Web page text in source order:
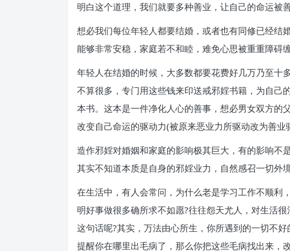
明白这个道理，我们就要多种善业，让自己的命运被
想必我们每位年轻人都要结婚，或者也有同修已经结
能够非常安稳，家庭若不和睦，难免心思被重重障碍
年轻人在结婚的时候，大多数都要花费好几万乃至十
不算很多，专门用这些钱来印送戒邪婬书籍，为自己
本书。这本是一件净化人心的善事，想必男女双方的
改变自己命运的驱动力(被原来恶业力所驱动改为善
造作邪婬对婚姻和家庭的影响极其巨大，有的影响不
其实不知道本质是自身的邪婬业力，自然感召一切外
在生活中，有人会常问，为什么老是学习工作不顺利
明好事做很多确所求不如愿?往往怨天尤人，对生活
这句话呢?其实，万法由心所生，你所遇到的一切不
提醒你在哪里出毛病了，那么你把这些毛病找出来，